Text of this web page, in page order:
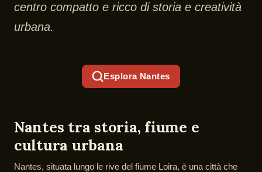
centro compatto e ricco di storia e creatività
urbana.
Esplora Nantes
Nantes tra storia, fiume e
cultura urbana
Nantes, situata lungo le rive del fiume Loira, è una città che